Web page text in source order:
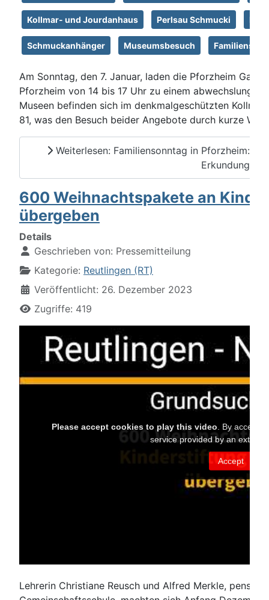
Kollmar- und Jourdanhaus Perlsau Schmucki
Schmuckanhänger Museumsbesuch Familienspaß
Am Sonntag, den 7. Januar, laden die Pforzheim
Pforzheim von 14 bis 17 Uhr zu einem
Museen befinden sich im denkmalgeschützten
81, was den Besuch beider Angebote durch kurze
Weiterlesen: Familiensonntag in Pforzheim:
Erkundungen
600 Weihnachtspakete an
übergeben
Details
Geschrieben von: Pressemitteilung
Kategorie: Reutlingen (RT)
Veröffentlicht: 26. Dezember 2023
Zugriffe: 419
Lehrerin Christiane Reusch und Alfred Merkle,